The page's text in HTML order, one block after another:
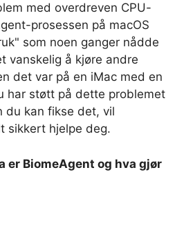
med overdreven CPU-
prosessen på macOS
som noen ganger nådde
vanskelig å kjøre andre
det var på en iMac med en
har støtt på dette problemet
du kan fikse det, vil
sikkert hjelpe deg.
er BiomeAgent og hva gjør